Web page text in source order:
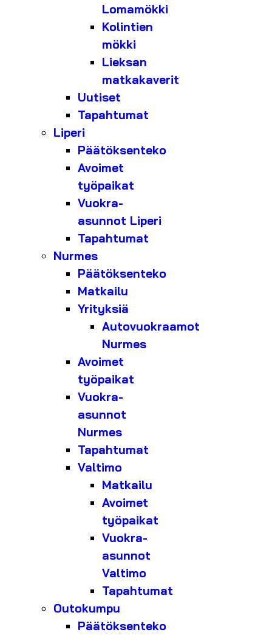
Lomamökki
Kolintien
mökki
Lieksan
matkakaverit
Uutiset
Tapahtumat
Liperi
Päätöksenteko
Avoimet
työpaikat
Vuokra-
asunnot Liperi
Tapahtumat
Nurmes
Päätöksenteko
Matkailu
Yrityksiä
Autovuokraamot
Nurmes
Avoimet
työpaikat
Vuokra-
asunnot
Nurmes
Tapahtumat
Valtimo
Matkailu
Avoimet
työpaikat
Vuokra-
asunnot
Valtimo
Tapahtumat
Outokumpu
Päätöksenteko